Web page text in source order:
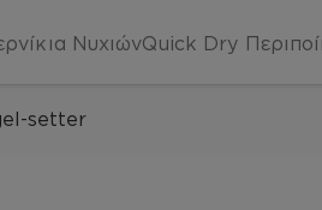
ΝυχιώνQuick Dry
setter